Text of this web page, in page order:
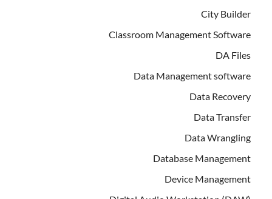
City Builder
Classroom Management Software
DA Files
Data Management software
Data Recovery
Data Transfer
Data Wrangling
Database Management
Device Management